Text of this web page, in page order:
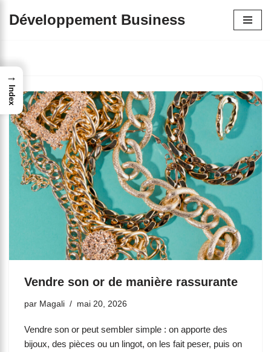
Développement Business
Vendre son or de manière rassurante
par Magali mai 20, 2026
Vendre son or peut sembler simple : on apporte des
bijoux, des pièces ou un lingot, on les fait peser, puis on
→
Index